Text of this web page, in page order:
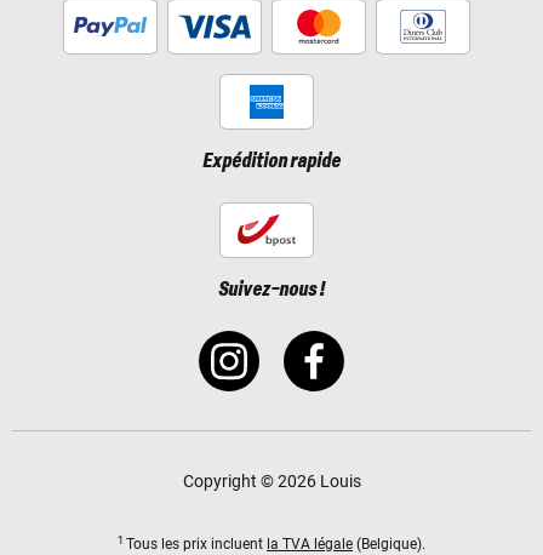
Expédition rapide
Suivez-nous !
Copyright © 2026 Louis
1 Tous les prix incluent la TVA légale (Belgique).